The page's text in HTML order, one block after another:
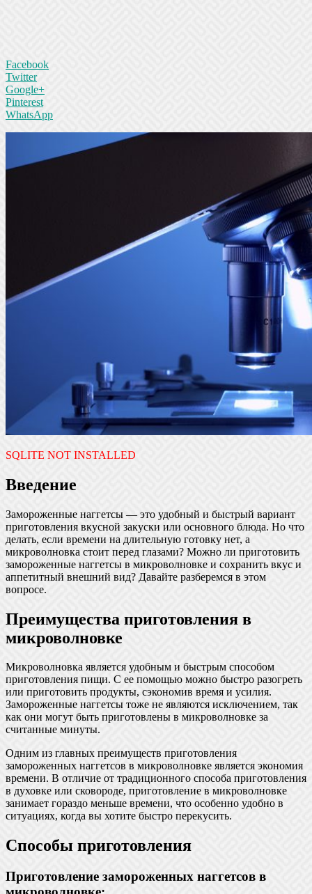
Facebook
Twitter
Google+
Pinterest
WhatsApp
SQLITE NOT INSTALLED
Введение
Замороженные наггетсы — это удобный и быстрый вариант
приготовления вкусной закуски или основного блюда. Но что
делать, если времени на длительную готовку нет, а
микроволновка стоит перед глазами? Можно ли приготовить
замороженные наггетсы в микроволновке и сохранить вкус и
аппетитный внешний вид? Давайте разберемся в этом
вопросе.
Преимущества приготовления в
микроволновке
Микроволновка является удобным и быстрым способом
приготовления пищи. С ее помощью можно быстро разогреть
или приготовить продукты, сэкономив время и усилия.
Замороженные наггетсы тоже не являются исключением, так
как они могут быть приготовлены в микроволновке за
считанные минуты.
Одним из главных преимуществ приготовления
замороженных наггетсов в микроволновке является экономия
времени. В отличие от традиционного способа приготовления
в духовке или сковороде, приготовление в микроволновке
занимает гораздо меньше времени, что особенно удобно в
ситуациях, когда вы хотите быстро перекусить.
Способы приготовления
Приготовление замороженных наггетсов в